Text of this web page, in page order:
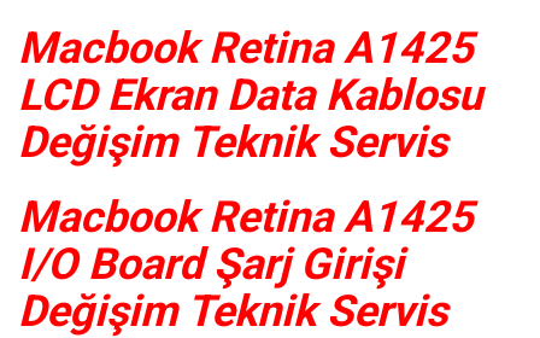
Macbook Retina A1425
LCD Ekran Data Kablosu
Değişim Teknik Servis
Macbook Retina A1425
I/O Board Şarj Girişi
Değişim Teknik Servis